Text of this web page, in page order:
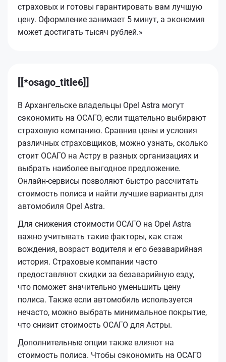
страховых и готовы гарантировать вам лучшую
цену. Оформление занимает 5 минут, а экономия
может достигать тысяч рублей.»
[[*osago_title6]]
В Архангельске владельцы Opel Astra могут
сэкономить на ОСАГО, если тщательно выбирают
страховую компанию. Сравнив цены и условия
различных страховщиков, можно узнать, сколько
стоит ОСАГО на Астру в разных организациях и
выбрать наиболее выгодное предложение.
Онлайн-сервисы позволяют быстро рассчитать
стоимость полиса и найти лучшие варианты для
автомобиля Opel Astra.
Для снижения стоимости ОСАГО на Opel Astra
важно учитывать такие факторы, как стаж
вождения, возраст водителя и его безаварийная
история. Страховые компании часто
предоставляют скидки за безаварийную езду,
что поможет значительно уменьшить цену
полиса. Также если автомобиль используется
нечасто, можно выбрать минимальное покрытие,
что снизит стоимость ОСАГО для Астры.
Дополнительные опции также влияют на
стоимость полиса. Чтобы сэкономить на ОСАГО